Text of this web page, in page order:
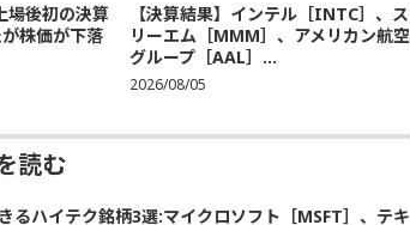
場後初の決算
株価が下落
【決算結果】インテル［INTC］、ス
リーエム［MMM］、アメリカン航空
グループ［AAL］...
2026/08/05
読む
るハイテク銘柄3選:マイクロソフト［MSFT］、テキ